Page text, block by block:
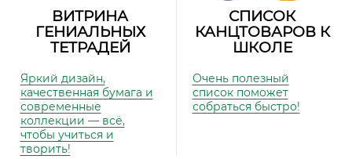
ВИТРИНА
ГЕНИАЛЬНЫХ
ТЕТРАДЕЙ
Яркий дизайн,
качественная бумага и
современные
коллекции — всё,
чтобы учиться и
творить!
СПИСОК
КАНЦТОВАРОВ К
ШКОЛЕ
Очень полезный
список поможет
собраться быстро!